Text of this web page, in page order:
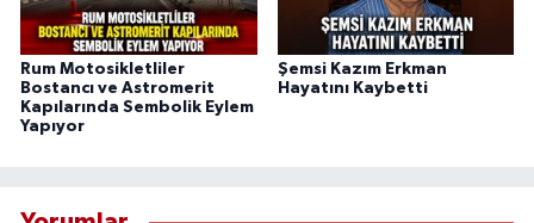
Rum Motosikletliler
Bostancı ve Astromerit
Kapılarında Sembolik Eylem
Yapıyor
Şemsi Kazım Erkman
Hayatını Kaybetti